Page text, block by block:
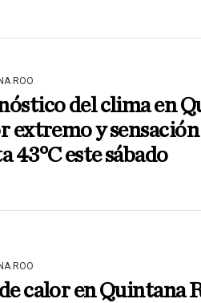
ROO
del clima en
extremo y
43°C este sábado
ROO
calor en Quintana